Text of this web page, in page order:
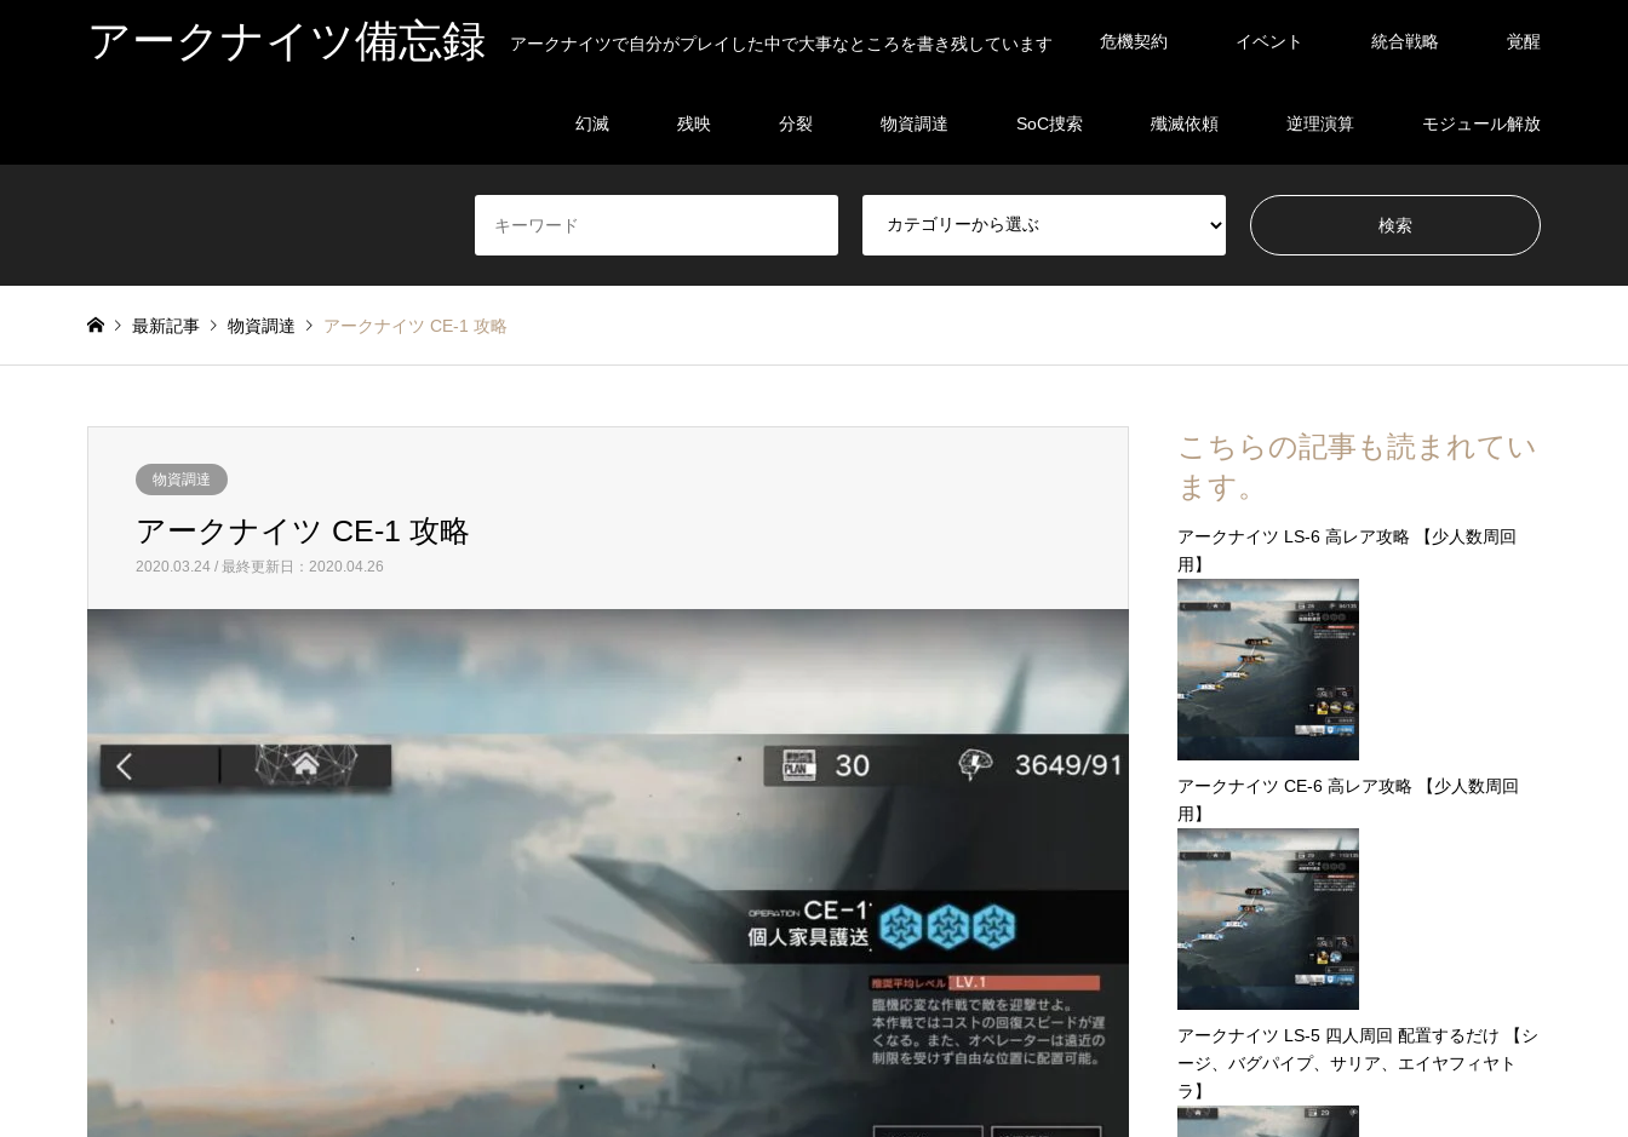
アークナイツ備忘録 アークナイツで自分がプレイした中で大事なところを書き残しています 危機契約 イベント 統合戦略 覚醒
幻滅 残映 分裂 物資調達 SoC捜索 殲滅依頼 逆理演算 モジュール解放
最新記事 物資調達 アークナイツ CE-1 攻略
物資調達
アークナイツ CE-1 攻略
2020.03.24 / 最終更新日：2020.04.26
こちらの記事も読まれてい
ます。
アークナイツ LS-6 高レア攻略 【少人数周回
用】
アークナイツ CE-6 高レア攻略 【少人数周回
用】
アークナイツ LS-5 四人周回 配置するだけ 【シ
ージ、バグパイプ、サリア、エイヤフィヤト
ラ】